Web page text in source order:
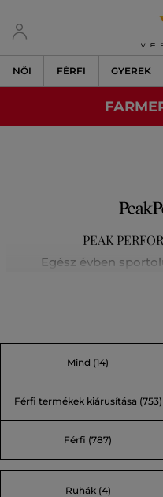
NŐI FÉRFI GYEREK
PEAK
Egész évben
magashegyi túrák során.
kijjebb toljuk
kevesebbel. A
technikai
trendekre helyezvén a
Mind (14)
Férfi termékek kiárusítása (753)
Férfi (787)
Ruhák (4)